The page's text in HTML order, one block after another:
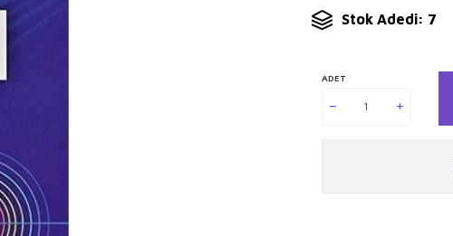
Stok Adedi: 7
ADET